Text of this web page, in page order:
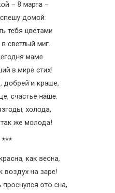
– 8 марта –
домой:
тебя цветами
светлый миг.
маме
в мире стих!
добрей и краше,
счастье наше.
холода,
же молода!
***
как весна,
воздух на заре!
ото сна,